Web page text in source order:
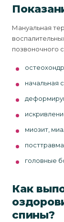
Мануальная
позвоночного
начальная
миозит,
головные
Как
спины?